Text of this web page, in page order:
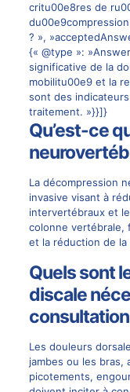
critu00e8res de
? »,
{« @type »:
significative de la
mobilitu00e9 et la
sont des
traitement. »}}]}
Qu’est-ce
La décompression
invasive visant à
intervertébraux et
colonne vertébrale,
et la réduction de la
Quels sont
discale
Les douleurs
jambes ou les bras,
picotements,